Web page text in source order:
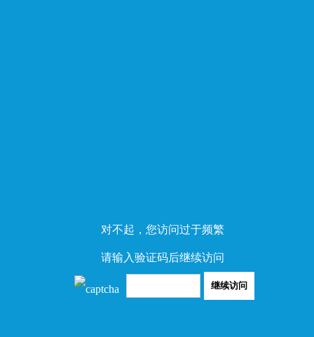
对不起，您访问过于频繁
请输入验证码后继续访问
继续访问